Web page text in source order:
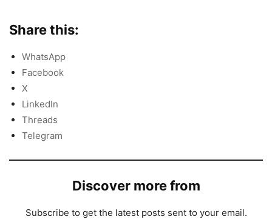
Share this:
WhatsApp
Facebook
X
LinkedIn
Threads
Telegram
Discover more from
Subscribe to get the latest posts sent to your email.